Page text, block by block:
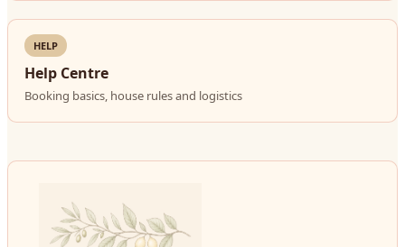
HELP
Help Centre
Booking basics, house rules and logistics